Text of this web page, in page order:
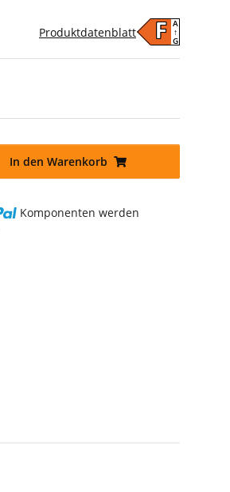
F A
↑
G
Produktdatenblatt
In den Warenkorb
Komponenten werden